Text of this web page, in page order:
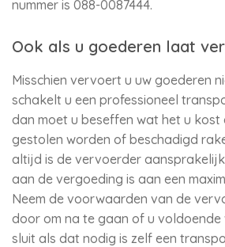
nummer is 088-0087444.
Ook als u goederen laat
Misschien vervoert u uw goederen
schakelt u een professioneel
dan moet u beseffen wat het u kost
gestolen worden of beschadigd
altijd is de vervoerder
aan de vergoeding is aan een
Neem de voorwaarden van de
door om na te gaan of u voldoende
sluit als dat nodig is zelf een